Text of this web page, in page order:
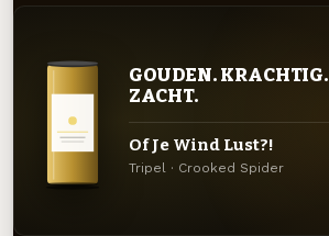
GOUDEN. KRACHTIG.
ZACHT.
Of Je Wind Lust?!
Tripel · Crooked Spider